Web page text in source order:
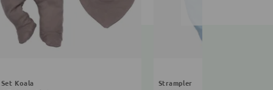
Set Koala
Strampler